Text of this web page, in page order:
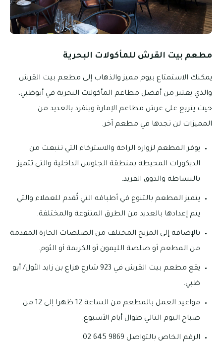
مطعم بيت القرش للمأكولات البحرية
يمكنك الاستمتاع بيوم مميز والذهاب إلى مطعم بيت القرش
والذي يعتبر من أفضل مطاعم المأكولات البحرية في أبوظبي،
حيث يتربع على عرش مطاعم الإمارة وينفرد بالعديد من
المميزات لن تجدها في مطعم آخر.
يوفر المطعم لزواره الراحة والاسترخاء التي تنبعث من
الديكورات المحيطة بمنطقة الجلوس الداخلية والتي تتميز
بالبساطة والذوق الفريد.
يتميز المطعم بالتنوع في أطباقه التي تُقدم للعملاء والتي
يتم إعدادها بالعديد من الطرق المتنوعة والمختلفة.
بالإضافة إلى المزيج المختلف من الصلصات الحارة المقدمة
من المطعم أو صلصة الليمون أو الكريمة أو الثوم.
يقع مطعم بيت القرش في 923 شارع هزاع بن زايد الأول/ أبو
ظبي.
مواعيد العمل بالمطعم من الساعة 12 ظهرا إلى 12 من
صباح اليوم التالي طوال أيام الأسبوع.
الرقم الخاص بالتواصل 9869 645 02.